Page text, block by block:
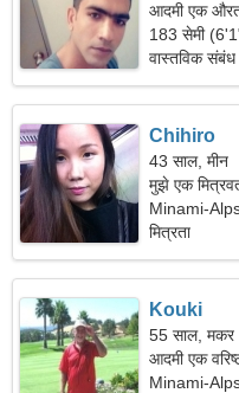
आदमी एक
183 सेमी
वास्तविक संबंध
Chihiro
43 साल, मीन
मुझे एक
Minami-
मित्रता
Kouki
55 साल, मकर
आदमी एक
Minami-